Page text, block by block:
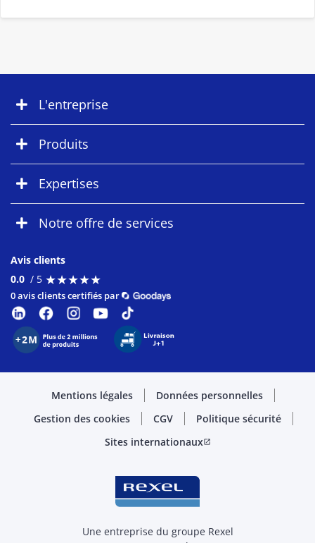
L'entreprise
Produits
Expertises
Notre offre de services
Avis clients
0.0 / 5 ★★★★★
★★★★★
0 avis clients certifiés par
Mentions légales
Données personnelles
Gestion des cookies
CGV
Politique sécurité
Sites internationauxopen_in_new
Une entreprise du groupe Rexel